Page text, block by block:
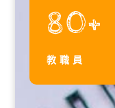
80+
教職員